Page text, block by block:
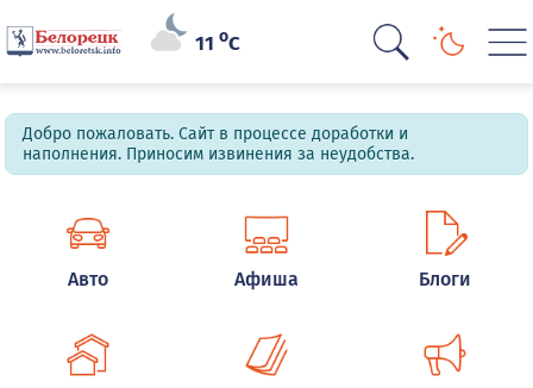
11oC
Добро пожаловать. Сайт в процессе доработки и
наполнения. Приносим извинения за неудобства.
Авто Афиша Блоги